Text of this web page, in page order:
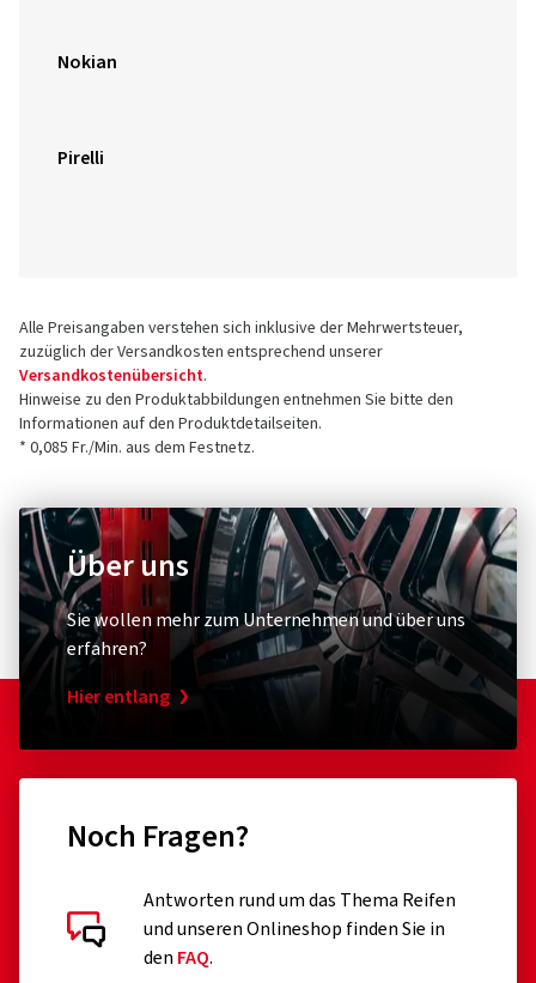
Nokian
Pirelli
Alle Preisangaben verstehen sich inklusive der Mehrwertsteuer,
zuzüglich der Versandkosten entsprechend unserer
Versandkostenübersicht.
Hinweise zu den Produktabbildungen entnehmen Sie bitte den
Informationen auf den Produktdetailseiten.
* 0,085 Fr./Min. aus dem Festnetz.
Über uns
Sie wollen mehr zum Unternehmen und über uns
erfahren?
Hier entlang
Noch Fragen?
Antworten rund um das Thema Reifen
und unseren Onlineshop finden Sie in
den FAQ.